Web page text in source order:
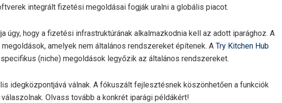
integrált fizetési megoldásai fogják uralni a globális piacot.
úgy, hogy a fizetési infrastruktúrának alkalmazkodnia kell az adott iparághoz. A
amelyek nem általános rendszereket építenek. A Try Kitchen Hub
(niche) megoldások legyőzik az általános rendszereket.
idegközpontjává válnak. A fókuszált fejlesztésnek köszönhetően a funkciók
Olvass tovább a konkrét iparági példákért!